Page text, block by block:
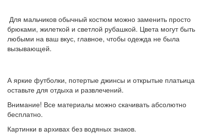
Для мальчиков обычный костюм можно заменить просто
брюками, жилеткой и светлой рубашкой. Цвета могут быть
любыми на ваш вкус, главное, чтобы одежда не была
вызывающей.
А яркие футболки, потертые джинсы и открытые платьица
оставьте для отдыха и развлечений.
Внимание! Все материалы можно скачивать абсолютно
бесплатно.
Картинки в архивах без водяных знаков.